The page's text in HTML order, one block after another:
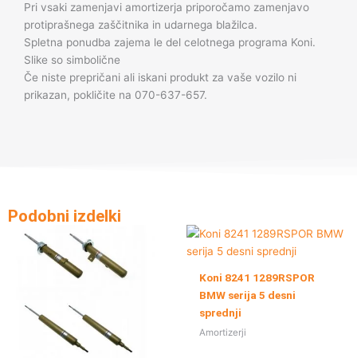
Pri vsaki zamenjavi amortizerja priporočamo zamenjavo
protiprašnega zaščitnika in udarnega blažilca.
Spletna ponudba zajema le del celotnega programa Koni.
Slike so simbolične
Če niste prepričani ali iskani produkt za vaše vozilo ni
prikazan, pokličite na 070-637-657.
Podobni izdelki
Koni 8241 1289RSPOR
BMW serija 5 desni
sprednji
Amortizerji